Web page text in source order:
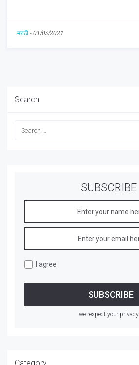
मराठी - 01/05/2021
Search
SUBSCRIBE
I agree
we respect your privacy
Category